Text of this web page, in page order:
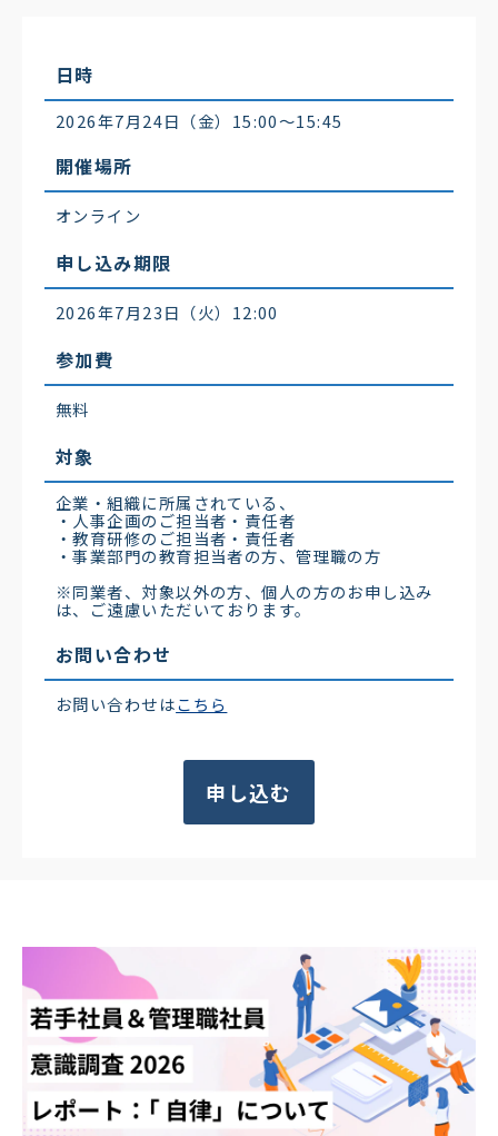
日時
2026年7月24日（金）15:00〜15:45
開催場所
オンライン
申し込み期限
2026年7月23日（火）12:00
参加費
無料
対象
企業・組織に所属されている、
・人事企画のご担当者・責任者
・教育研修のご担当者・責任者
・事業部門の教育担当者の方、管理職の方
※同業者、対象以外の方、個人の方のお申し込み
は、ご遠慮いただいております。
お問い合わせ
お問い合わせはこちら
申し込む